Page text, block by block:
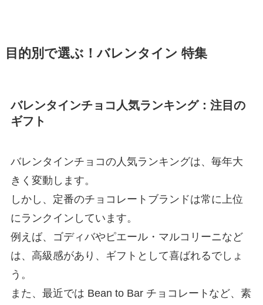
目的別で選ぶ！バレンタイン 特集
バレンタインチョコ人気ランキング：注目の
ギフト
バレンタインチョコの人気ランキングは、毎年大
きく変動します。
しかし、定番のチョコレートブランドは常に上位
にランクインしています。
例えば、ゴディバやピエール・マルコリーニなど
は、高級感があり、ギフトとして喜ばれるでしょ
う。
また、最近では Bean to Bar チョコレートなど、素